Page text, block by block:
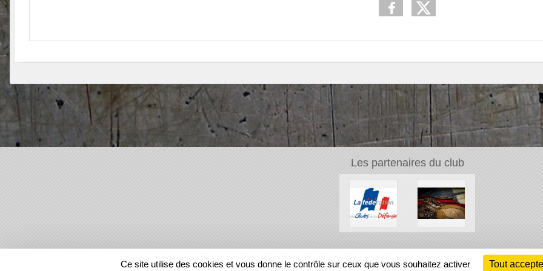
Les partenaires du club
REGIONS
Ce site utilise des cookies et vous donne le contrôle sur ceux que vous souhaitez activer Tout